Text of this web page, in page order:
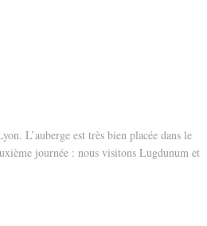
L’auberge est très bien placée dans le
journée : nous visitons Lugdunum et